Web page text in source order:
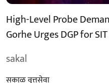
High-Level Probe
Gorhe Urges DGP for
sakal
सकाळ वृत्तसेवा